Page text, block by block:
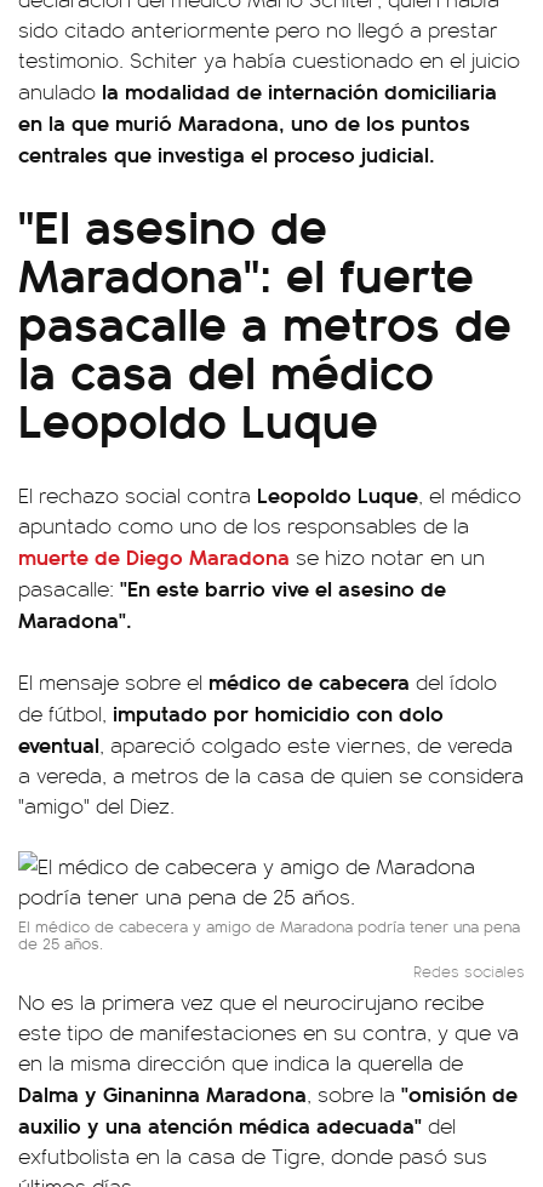
sido citado anteriormente pero no llegó a prestar
testimonio. Schiter ya había cuestionado en el juicio
anulado la modalidad de internación domiciliaria
en la que murió Maradona, uno de los puntos
centrales que investiga el proceso judicial.
"El asesino de
Maradona": el fuerte
pasacalle a metros de
la casa del médico
Leopoldo Luque
El rechazo social contra Leopoldo Luque, el médico
apuntado como uno de los responsables de la
muerte de Diego Maradona se hizo notar en un
pasacalle: "En este barrio vive el asesino de
Maradona".
El mensaje sobre el médico de cabecera del ídolo
de fútbol, imputado por homicidio con dolo
eventual, apareció colgado este viernes, de vereda
a vereda, a metros de la casa de quien se considera
"amigo" del Diez.
El médico de cabecera y amigo de Maradona podría tener una pena
de 25 años.
Redes sociales
No es la primera vez que el neurocirujano recibe
este tipo de manifestaciones en su contra, y que va
en la misma dirección que indica la querella de
Dalma y Ginaninna Maradona, sobre la "omisión de
auxilio y una atención médica adecuada" del
exfutbolista en la casa de Tigre, donde pasó sus